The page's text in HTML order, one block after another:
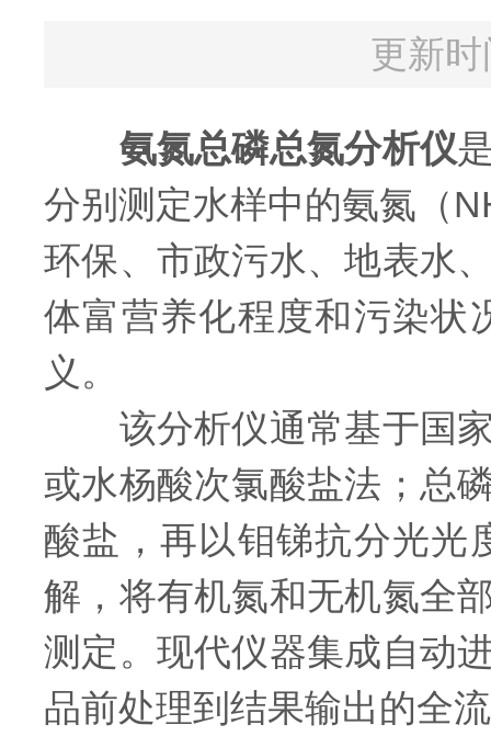
更新
氨氮总磷总氮分析仪
分别测定水样中的氨氮（
环保、市政污水、地表水
体富营养化程度和污染状
义。
该分析仪通常基于国家
或水杨酸次氯酸盐法；总
酸盐，再以钼锑抗分光光
解，将有机氮和无机氮全
测定。现代仪器集成自动
品前处理到结果输出的全